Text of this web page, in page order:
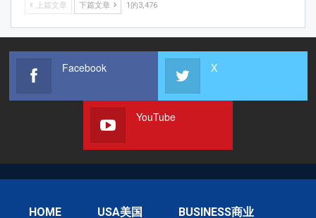
上篇文章 下篇文章 1的3,476
Facebook X
YouTube
HOME USA美国 BUSINESS商业